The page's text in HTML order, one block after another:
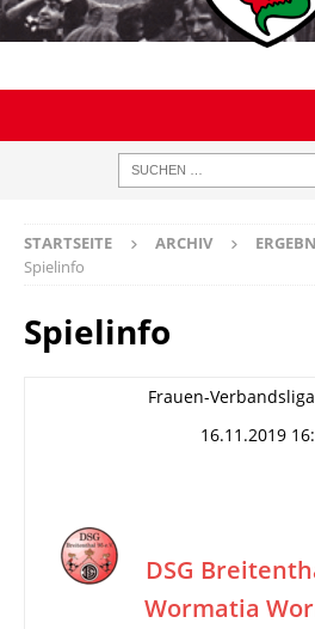
STARTSEITE ARCHIV
Spielinfo
Spielinfo
Frauen-
16.11.2019
DSG
Wormatia